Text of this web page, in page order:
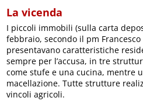
La vicenda
I piccoli immobili (sulla carta
febbraio, secondo il pm Francesco
presentavano caratteristiche
sempre per l’accusa, in tre
come stufe e una cucina, mentre
macellazione. Tutte strutture
vincoli agricoli.